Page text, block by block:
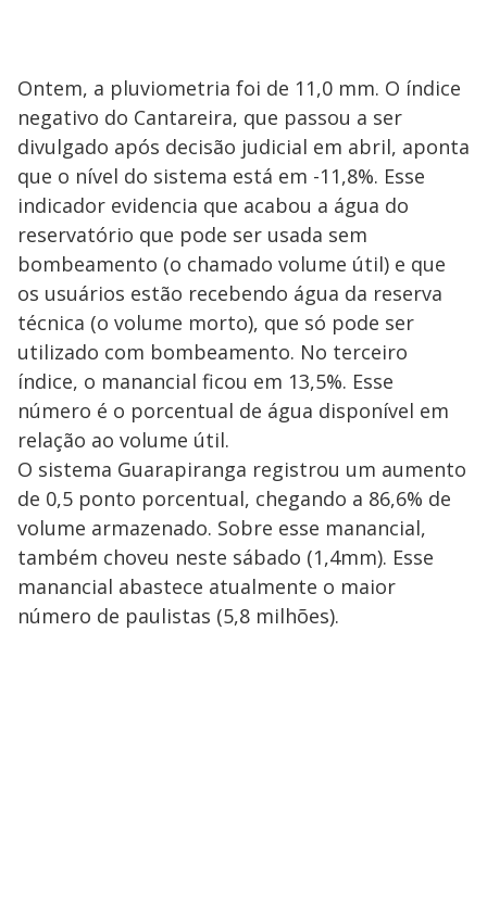
Ontem, a pluviometria foi de 11,0 mm. O índice
negativo do Cantareira, que passou a ser
divulgado após decisão judicial em abril, aponta
que o nível do sistema está em -11,8%. Esse
indicador evidencia que acabou a água do
reservatório que pode ser usada sem
bombeamento (o chamado volume útil) e que
os usuários estão recebendo água da reserva
técnica (o volume morto), que só pode ser
utilizado com bombeamento. No terceiro
índice, o manancial ficou em 13,5%. Esse
número é o porcentual de água disponível em
relação ao volume útil.
O sistema Guarapiranga registrou um aumento
de 0,5 ponto porcentual, chegando a 86,6% de
volume armazenado. Sobre esse manancial,
também choveu neste sábado (1,4mm). Esse
manancial abastece atualmente o maior
número de paulistas (5,8 milhões).